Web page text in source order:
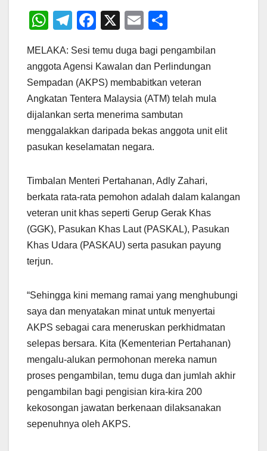
W
at
s
A
p
p
T
e
gr
a
m
F
c
e
b
o
o
k
X
E
ail ar
e
MELAKA: Sesi temu duga bagi pengambilan
anggota Agensi Kawalan dan Perlindungan
Sempadan (AKPS) membabitkan veteran
Angkatan Tentera Malaysia (ATM) telah mula
dijalankan serta menerima sambutan
menggalakkan daripada bekas anggota unit elit
pasukan keselamatan negara.
Timbalan Menteri Pertahanan, Adly Zahari,
berkata rata-rata pemohon adalah dalam kalangan
veteran unit khas seperti Gerup Gerak Khas
(GGK), Pasukan Khas Laut (PASKAL), Pasukan
Khas Udara (PASKAU) serta pasukan payung
terjun.
“Sehingga kini memang ramai yang menghubungi
saya dan menyatakan minat untuk menyertai
AKPS sebagai cara meneruskan perkhidmatan
selepas bersara. Kita (Kementerian Pertahanan)
mengalu-alukan permohonan mereka namun
proses pengambilan, temu duga dan jumlah akhir
pengambilan bagi pengisian kira-kira 200
kekosongan jawatan berkenaan dilaksanakan
sepenuhnya oleh AKPS.